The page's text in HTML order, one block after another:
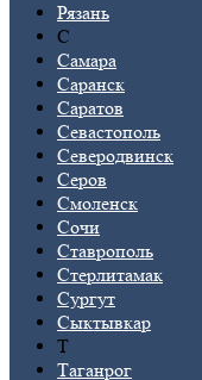
Рязань
С
Самара
Саранск
Саратов
Севастополь
Северодвинск
Серов
Смоленск
Сочи
Ставрополь
Стерлитамак
Сургут
Сыктывкар
Т
Таганрог